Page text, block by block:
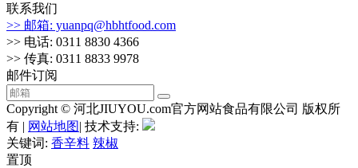
联系我们
>> 邮箱: yuanpq@hbhtfood.com
>> 电话: 0311 8830 4366
>> 传真: 0311 8833 9978
邮件订阅
Copyright © 河北JIUYOU.com官方网站食品有限公司 版权所
有 | 网站地图| 技术支持:
关键词: 香辛料 辣椒
置顶